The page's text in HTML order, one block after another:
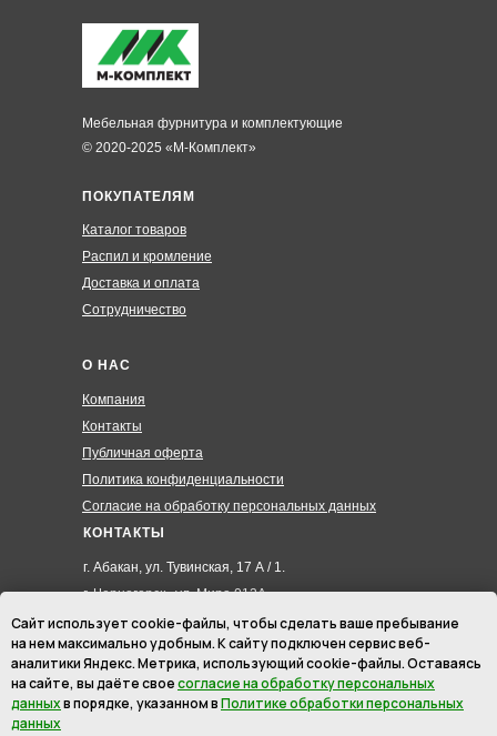
ПОКУПАТЕЛЯМ
Каталог товаров
Распил и кромление
Доставка и оплата
Сотрудничество
О НАС
Компания
Контакты
Публичная оферта
Политика конфиденциальности
Согласие на обработку персональных данных
КОНТАКТЫ
г. Абакан, ул. Тувинская, 17 А / 1.
г. Черногорск , ул. Мира 012А
8 (3902) 285-171
8 (908) 326-24-00
8 (902) 467-09-70
hmk19@mail.ru
© 2020-2025 «М-Комплект»
Мебельная фурнитура и комплектующие
Сайт использует cookie-файлы, чтобы сделать ваше пребывание
на нем максимально удобным. К cайту подключен сервис веб-
аналитики Яндекс. Метрика, использующий cookie-файлы. Оставаясь
на сайте, вы даёте своесогласие на обработку персональных
данныхв порядке, указанном вПолитике обработки персональных
данных